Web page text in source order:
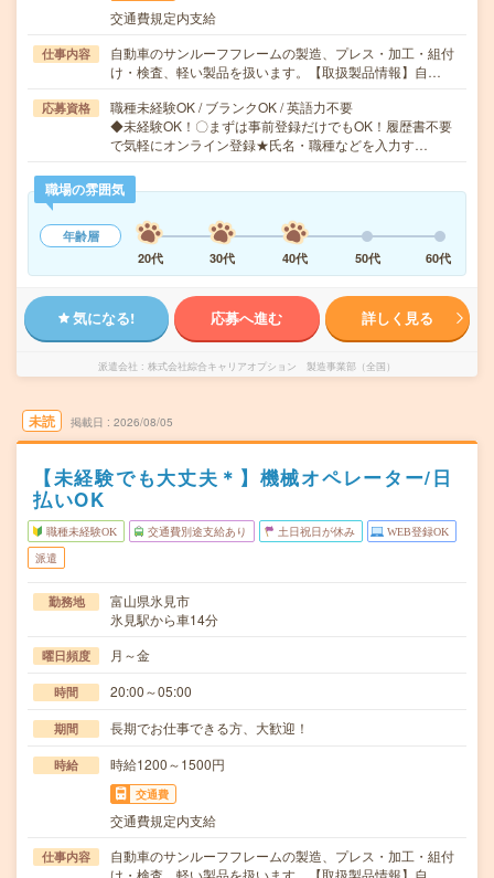
交通費規定内支給
仕事内容
自動車のサンルーフフレームの製造、プレス・加工・組付
け・検査、軽い製品を扱います。【取扱製品情報】自…
応募資格
職種未経験OK / ブランクOK / 英語力不要
◆未経験OK！〇まずは事前登録だけでもOK！履歴書不要
で気軽にオンライン登録★氏名・職種などを入力す…
職場の雰囲気
年齢層
20代
30代 40代 50代 60代
気になる! 応募へ進む 詳しく見る
派遣会社 株式会社綜合キャリアオプション 製造事業部（全国）
未読 掲載日 2026/08/05
【未経験でも大丈夫＊】機械オペレーター/日
払いOK
職種未経験OK 交通費別途支給あり 土日祝日が休み WEB登録OK
派遣
勤務地
富山県氷見市
氷見駅から車14分
曜日頻度 月～金
時間 20:00～05:00
期間 長期でお仕事できる方、大歓迎！
時給 時給1200～1500円
交通費
交通費規定内支給
仕事内容
自動車のサンルーフフレームの製造、プレス・加工・組付
け・検査、軽い製品を扱います。【取扱製品情報】自…